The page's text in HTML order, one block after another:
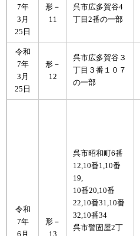
7年
3月
25日
形－
11
呉市広多賀谷4
丁目2番の一部
令和
7年
3月
25日
形－
12
呉市広多賀谷３
丁目３番１０７
の一部
令和
7年
形－
呉市昭和町6番
12,10番1,10番
19,
10番20,10番
22,10番31,10番
32,10番34
呉市警固屋2丁